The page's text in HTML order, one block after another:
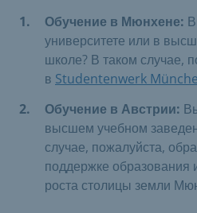
Обучение в Мюнхене:
университете или в
школе? В таком случае,
в Studentenwerk
Обучение в Австрии:
высшем учебном
случае, пожалуйста,
поддержке образования
роста столицы земли